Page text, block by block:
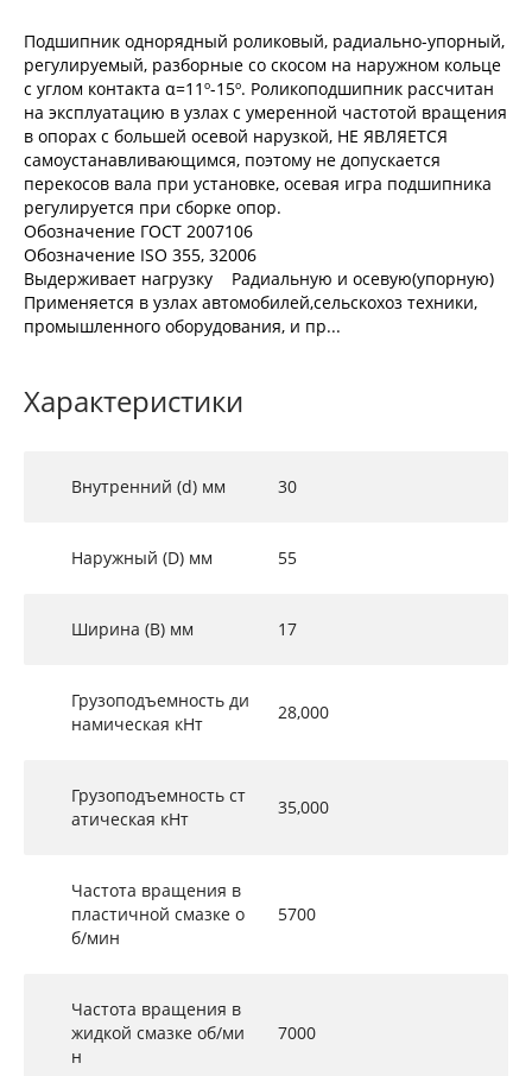
Подшипник однорядный роликовый, радиально-упорный,
регулируемый, разборные со скосом на наружном кольце
с углом контакта α=11º-15º. Роликоподшипник рассчитан
на эксплуатацию в узлах с умеренной частотой вращения
в опорах с большей осевой нарузкой, НЕ ЯВЛЯЕТСЯ
самоустанавливающимся, поэтому не допускается
перекосов вала при установке, осевая игра подшипника
регулируется при сборке опор.
Обозначение ГОСТ 2007106
Обозначение ISO 355, 32006
Выдерживает нагрузку Радиальную и осевую(упорную)
Применяется в узлах автомобилей,сельскохоз техники,
промышленного оборудования, и пр...
Характеристики
Внутренний (d) мм 30
Наружный (D) мм 55
Ширина (B) мм 17
Грузоподъемность ди
намическая кНт
28,000
Грузоподъемность ст
атическая кНт
35,000
Частота вращения в
пластичной смазке о
б/мин
5700
Частота вращения в
жидкой смазке об/ми
н
7000